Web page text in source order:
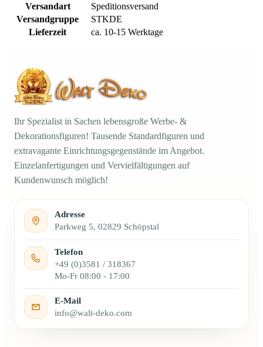
Versandart
Speditionsversand
Versandgruppe
STKDE
Lieferzeit
ca. 10-15 Werktage
Ihr Spezialist in Sachen lebensgroße Werbe- &
Dekorationsfiguren! Tausende Standardfiguren und
extravagante Einrichtungsgegenstände im Angebot.
Einzelanfertigungen und Vervielfältigungen auf
Kundenwunsch möglich!
Adresse
Parkweg 5, 02829 Schöpstal
Telefon
+49 (0)3581 / 318367
Mo-Fr 08:00 - 17:00
E-Mail
info@walt-deko.com